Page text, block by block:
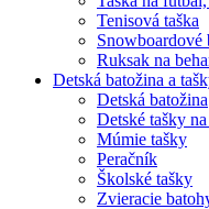
Tenisová taška
Snowboardové
Ruksak na
Detská batožina a
Detská batožina
Detské tašky
Múmie tašky
Peračník
Školské tašky
Zvieracie